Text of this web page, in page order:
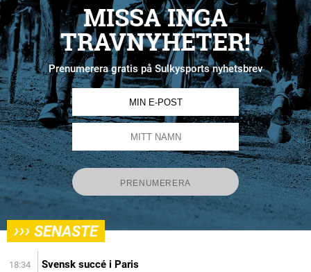
MISSA INGA
TRAVNYHETER!
Prenumerera gratis på Sulkysports nyhetsbrev
››› SENASTE
18:34 Svensk succé i Paris